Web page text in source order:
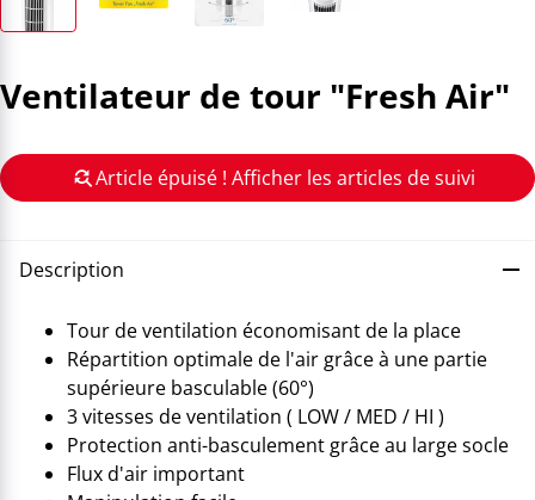
Ventilateur de tour "Fresh Air"
Article épuisé ! Afficher les articles de suivi
Description
Tour de ventilation économisant de la place
Répartition optimale de l'air grâce à une partie
supérieure basculable (60°)
3 vitesses de ventilation ( LOW / MED / HI )
Protection anti-basculement grâce au large socle
Flux d'air important